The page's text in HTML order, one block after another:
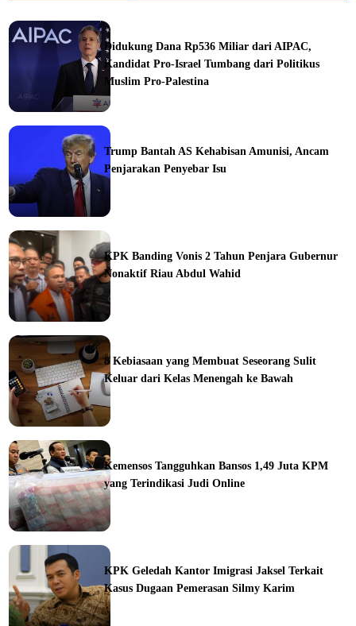
Didukung Dana Rp536 Miliar dari AIPAC,
Kandidat Pro-Israel Tumbang dari Politikus
Muslim Pro-Palestina
Trump Bantah AS Kehabisan Amunisi, Ancam
Penjarakan Penyebar Isu
KPK Banding Vonis 2 Tahun Penjara Gubernur
Nonaktif Riau Abdul Wahid
8 Kebiasaan yang Membuat Seseorang Sulit
Keluar dari Kelas Menengah ke Bawah
Kemensos Tangguhkan Bansos 1,49 Juta KPM
yang Terindikasi Judi Online
KPK Geledah Kantor Imigrasi Jaksel Terkait
Kasus Dugaan Pemerasan Silmy Karim